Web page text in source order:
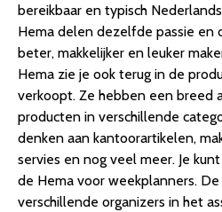
bereikbaar en typisch
Hema delen dezelfde passie en
beter, makkelijker en leuker
Hema zie je ook terug in de
verkoopt. Ze hebben een breed
producten in verschillende
denken aan kantoorartikelen,
servies en nog veel meer. Je
de Hema voor weekplanners.
verschillende organizers in het